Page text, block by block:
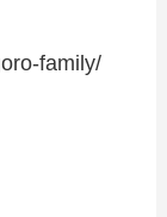
family/